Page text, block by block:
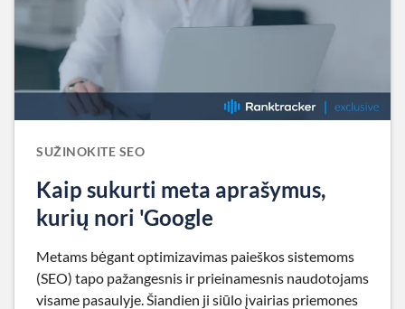
SUŽINOKITE SEO
Kaip sukurti meta aprašymus,
kurių nori 'Google
Metams bėgant optimizavimas paieškos sistemoms
(SEO) tapo pažangesnis ir prieinamesnis naudotojams
visame pasaulyje. Šiandien ji siūlo įvairias priemones